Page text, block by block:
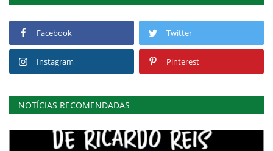
Facebook Twitter
Instagram Pinterest
NOTÍCIAS RECOMENDADAS